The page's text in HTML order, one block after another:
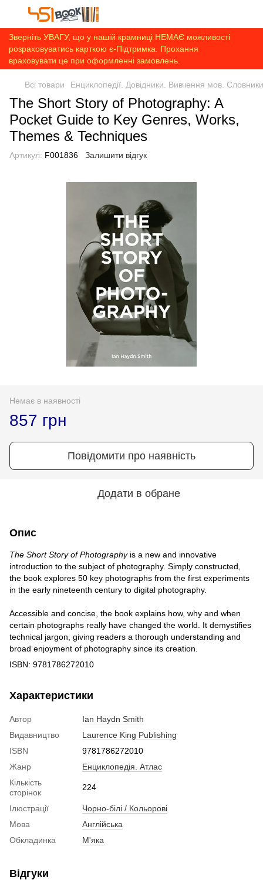
Зверніть УВАГУ, що у нашій крамниці НЕМАЄ можливості
розраховуватись карткою є-Підтримка. Прохання
враховувати це при оформленні замовлень.
Всі товари Енциклопедії. Довідники. Вивчення мов. Словники
The Short Story of Photography: A
Pocket Guide to Key Genres, Works,
Themes & Techniques
Артикул: F001836 Залишити відгук
Немає в наявності
857 грн
Повідомити про наявність
Додати в обране
Опис
The Short Story of Photographyis a new and innovative
introduction to the subject of photography. Simply constructed,
the book explores 50 key photographs from the first experiments
in the early nineteenth century to digital photography.
Accessible and concise, the book explains how, why and when
certain photographs really have changed the world. It demystifies
technical jargon, giving readers a thorough understanding and
broad enjoyment of photography since its creation.
ISBN: 9781786272010
Характеристики
Автор
Ian Haydn Smith
Видавництво
Laurence King Publishing
ISBN
9781786272010
Жанр
Енциклопедія. Атлас
Кількість
сторінок
224
Ілюстрації
Чорно-білі / Кольорові
Мова
Англійська
Обкладинка
М'яка
Відгуки